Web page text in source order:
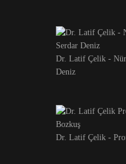
Dr. Latif Çelik -
Deniz
Dr. Latif Çelik -